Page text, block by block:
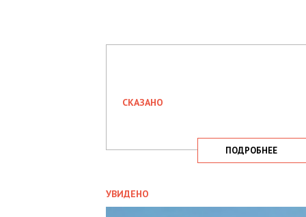
СКАЗАНО
ПОДРОБНЕЕ
УВИДЕНО